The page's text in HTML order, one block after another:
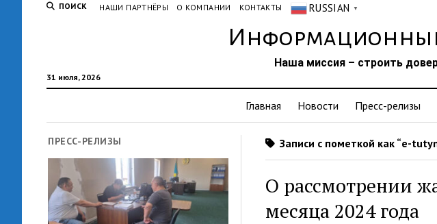
ПОИСК НАШИ ПАРТНЁРЫ О КОМПАНИИ КОНТАКТЫ RUSSIAN ▼
Информационный
31 июля, 2026
Наша миссия – строить
Главная Новости Пресс-релизы
ПРЕСС-РЕЛИЗЫ Записи с пометкой как “e-
О рассмотрении
месяца 2024 года